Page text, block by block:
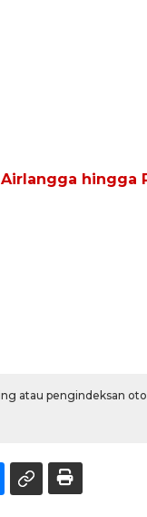
hingga
atau pengindeksan